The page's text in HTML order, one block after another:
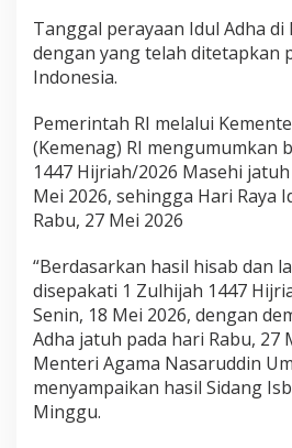
M
e
2
6
Tanggal perayaan Idul Adha di
dengan yang telah ditetapkan
Indonesia.
Pemerintah RI melalui
(Kemenag) RI mengumumkan
1447 Hijriah/2026 Masehi
Mei 2026, sehingga Hari Raya
Rabu, 27 Mei 2026
“Berdasarkan hasil hisab dan
disepakati 1 Zulhijah 1447
Senin, 18 Mei 2026, dengan
Adha jatuh pada hari Rabu, 27
Menteri Agama Nasaruddin
menyampaikan hasil Sidang
Minggu.